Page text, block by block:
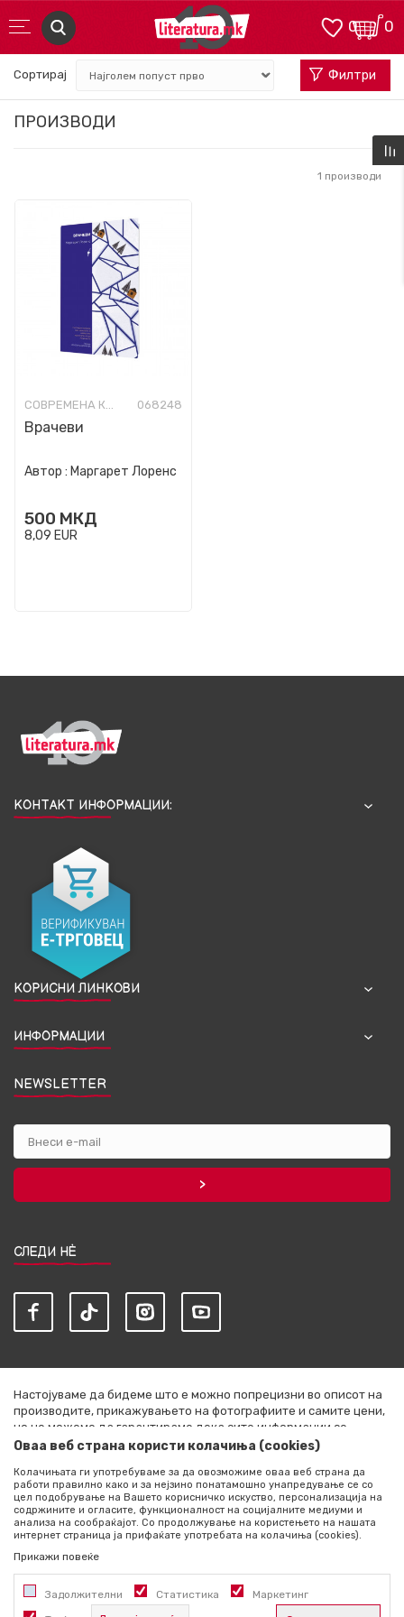
0
0
ПРОИЗВОДИ
Сортирај Филтри
1 производи
СОВРЕМЕНА КНИЖЕВНОСТ 068248
Врачеви
Автор : Маргарет Лоренс
500 МКД
8,09 EUR
КОНТАКТ ИНФОРМАЦИИ:
КОРИСНИ ЛИНКОВИ
ИНФОРМАЦИИ
NEWSLETTER
СЛЕДИ НЀ
Настојуваме да бидеме што е можно попрецизни во описот на
производите, прикажувањето на фотографиите и самите цени,
но не можеме да гарантираме дека сите информации се
комплетни и без грешки. Сите артикли прикажани на сајтот се
секој момент. Расположливоста на производите можете да ја
проверите со повик на +389 76 444 490
©2026 literatura.mk, Изработено одNB SOFT. Сите права
задржани.
Оваа веб страна користи колачиња (cookies)
Колачињата ги употребуваме за да овозможиме оваа веб страна да
работи правилно како и за нејзино понатамошно унапредување се со
цел подобрување на Вашето корисничко искуство, персонализација на
содржините и огласите, функционалност на социјалните медиуми и
анализа на сообраќајот. Со продолжување на користењето на нашата
интернет страница ја прифаќате употребата на колачиња (cookies).
Прикажи повеќе
Задолжителни Статистика Маркетинг